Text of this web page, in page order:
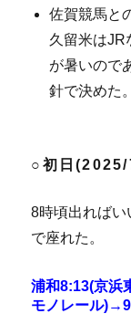
佐賀競馬と
久留米はJR
が暑いので
針で決めた。
○初日
8時頃出れば
で座れた。
浦和8:13(京浜
モノレール